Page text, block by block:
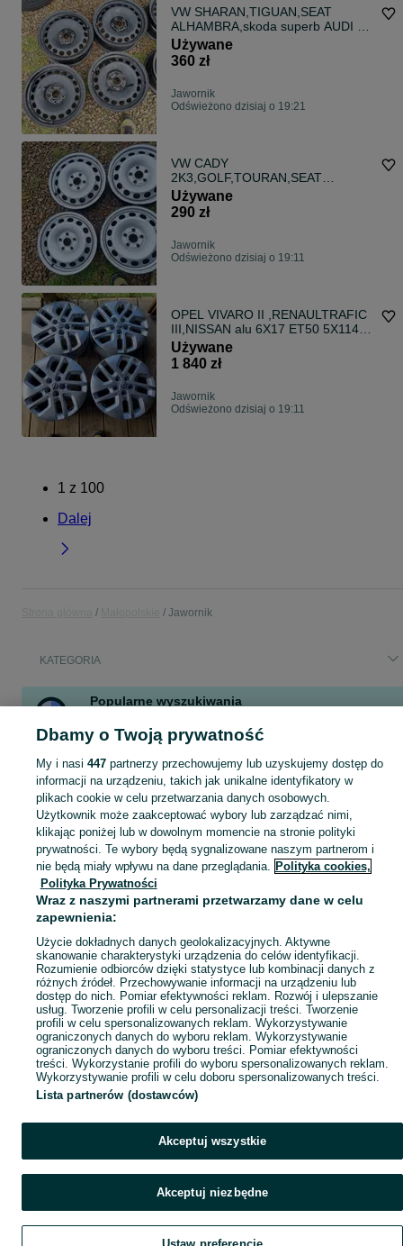
VW SHARAN,TIGUAN,SEAT
ALHAMBRA,skoda superb AUDI Q3
6,5x16 ET33 bdb stan
Używane
360 zł
Jawornik
Odświeżono dzisiaj o 19:21
VW CADY
2K3,GOLF,TOURAN,SEAT
LEON,skoda,audi felgi 6X16 ET50
5X112 bdb stan
Używane
290 zł
Jawornik
Odświeżono dzisiaj o 19:11
OPEL VIVARO II ,RENAULTRAFIC
III,NISSAN alu 6X17 ET50 5X114,3
bdb stan
Używane
1 840 zł
Jawornik
Odświeżono dzisiaj o 19:11
1 z 100
Dalej
Jawornik
KATEGORIA
Popularne wyszukiwania
pudel toy
cpn popeys
Skorzystaj z największego serwisu ogłoszeniowego - Jawornik i okolice! Kupuj to, czego pragniesz i sprzedawaj to, czego już nie potrzebujesz!
Mapa kategorii
Mapa miejscowości
Mapa ministron
Popularne wyszukiwania
Dbamy o Twoją prywatność
My i nasi 447partnerzy przechowujemy lub uzyskujemy dostęp do
informacji na urządzeniu, takich jak unikalne identyfikatory w
plikach cookie w celu przetwarzania danych osobowych.
Użytkownik może zaakceptować wybory lub zarządzać nimi,
klikając poniżej lub w dowolnym momencie na stronie polityki
prywatności. Te wybory będą sygnalizowane naszym partnerom i
nie będą miały wpływu na dane przeglądania. Polityka cookies,
Polityka Prywatności
Wraz z naszymi partnerami przetwarzamy dane w celu
zapewnienia:
Użycie dokładnych danych geolokalizacyjnych. Aktywne
skanowanie charakterystyki urządzenia do celów identyfikacji.
Rozumienie odbiorców dzięki statystyce lub kombinacji danych z
różnych źródeł. Przechowywanie informacji na urządzeniu lub
dostęp do nich. Pomiar efektywności reklam. Rozwój i ulepszanie
usług. Tworzenie profili w celu personalizacji treści. Tworzenie
profili w celu spersonalizowanych reklam. Wykorzystywanie
ograniczonych danych do wyboru reklam. Wykorzystywanie
ograniczonych danych do wyboru treści. Pomiar efektywności
treści. Wykorzystanie profili do wyboru spersonalizowanych reklam.
Wykorzystywanie profili w celu doboru spersonalizowanych treści.
Lista partnerów (dostawców)
Akceptuj wszystkie
Akceptuj niezbędne